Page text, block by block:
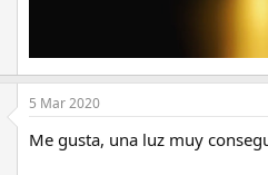
5 Mar 2020
Me gusta, una luz muy